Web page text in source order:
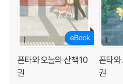
폰타와 오늘의 산책 10
권
폰타와
권